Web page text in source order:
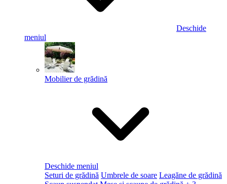
Deschide
meniul
Mobilier de grădină
Deschide meniul
Seturi de grădină Umbrele de soare Leagăne de grădină